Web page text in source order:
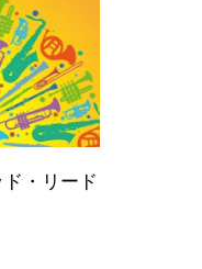
ド・リード